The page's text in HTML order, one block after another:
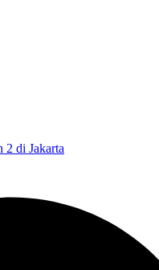
2 di Jakarta